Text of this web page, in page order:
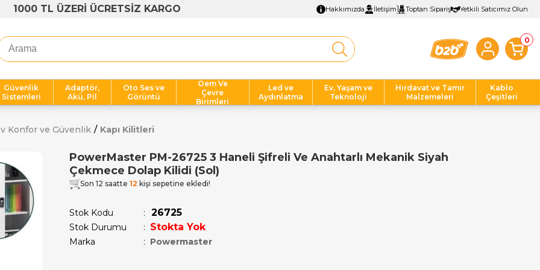
1000 TL ÜZERİ ÜCRETSİZ KARGO Hakkımızda İletişim Toptan Sipariş Yetkili Satıcımız Olun
0
Güvenlik
Sistemleri
Adaptör,
Akü, Pil
Oto Ses ve
Görüntü
Oem Ve
Çevre
Birimleri
Led ve
Aydınlatma
Ev, Yaşam ve
Teknoloji
Hırdavat ve Tamir
Malzemeleri
Kablo
Çeşitleri
Konfor ve Güvenlik Kapı Kilitleri
PowerMaster PM-26725 3 Haneli Şifreli Ve Anahtarlı Mekanik Siyah
Çekmece Dolap Kilidi (Sol)
Son 12 saatte 12 kişi sepetine ekledi!
Stok Kodu 26725
Stok Durumu : Stokta Yok
Marka : Powermaster